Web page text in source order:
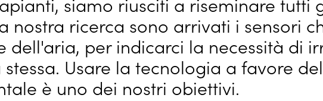
nostra ricerca sono arrivati i sensori
dell'aria, per indicarci la necessità di
Usare la tecnologia a favore
è uno dei nostri obiettivi.